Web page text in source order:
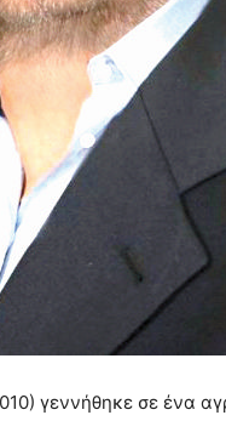
γεννήθηκε σε ένα